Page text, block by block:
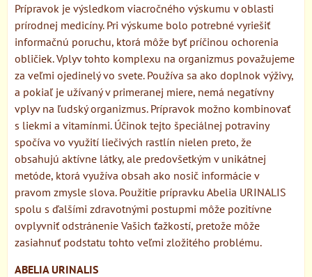
Prípravok je výsledkom viacročného výskumu v oblasti
prírodnej medicíny. Pri výskume bolo potrebné vyriešiť
informačnú poruchu, ktorá môže byť príčinou ochorenia
obličiek. Vplyv tohto komplexu na organizmus považujeme
za veľmi ojedinelý vo svete. Používa sa ako doplnok výživy,
a pokiaľ je užívaný v primeranej miere, nemá negatívny
vplyv na ľudský organizmus. Prípravok možno kombinovať
s liekmi a vitamínmi. Účinok tejto špeciálnej potraviny
spočíva vo využití liečivých rastlín nielen preto, že
obsahujú aktívne látky, ale predovšetkým v unikátnej
metóde, ktorá využíva obsah ako nosič informácie v
pravom zmysle slova. Použitie prípravku Abelia URINALIS
spolu s ďalšími zdravotnými postupmi môže pozitívne
ovplyvniť odstránenie Vašich ťažkostí, pretože môže
zasiahnuť podstatu tohto veľmi zložitého problému.
ABELIA URINALIS